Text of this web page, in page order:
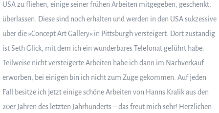
USA zu fliehen, einige seiner frühen Arbeiten mitgegeben, geschenkt,
überlassen. Diese sind noch erhalten und werden in den USA sukzessive
über die »Concept Art Gallery« in Pittsburgh versteigert. Dort zuständig
ist Seth Glick, mit dem ich ein wunderbares Telefonat geführt habe.
Teilweise nicht versteigerte Arbeiten habe ich dann im Nachverkauf
erworben, bei einigen bin ich nicht zum Zuge gekommen. Auf jeden
Fall besitze ich jetzt einige schöne Arbeiten von Hanns Kralik aus den
20er Jahren des letzten Jahrhunderts – das freut mich sehr! Herzlichen